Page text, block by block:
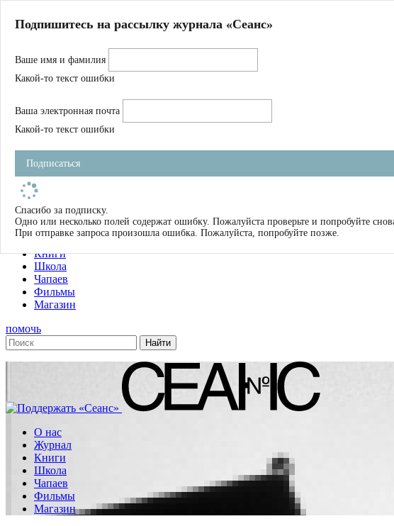
Магазин
Журнал
Школа
Устав
Фильмы
Имена
Тэги
О нас
Журнал
Книги
Школа
Чапаев
Фильмы
Магазин
помочь
О нас
Журнал
Книги
Школа
Чапаев
Фильмы
Магазин
Подпишитесь на рассылку журнала «Сеанс»
Ваше имя и фамилия
Какой-то текст ошибки
Ваша электронная почта
Какой-то текст ошибки
Подписаться
Спасибо за подписку.
Одно или несколько полей содержат ошибку. Пожалуйста проверьте и попробуйте
При отправке запроса произошла ошибка. Пожалуйста, попробуйте позже.